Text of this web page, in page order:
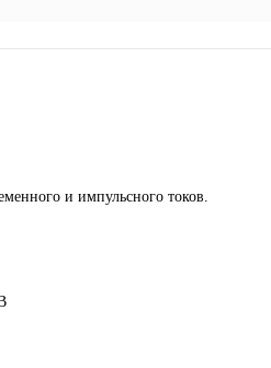
и импульсного токов.